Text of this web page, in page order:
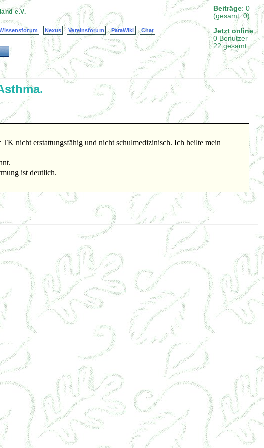
Beiträge: 0
(gesamt: 0)
Jetzt online
0 Benutzer
22 gesamt
e.V.
Nexus Vereinsforum ParaWiki Chat
nicht erstattungsfähig und nicht schulmedizinisch. Ich heilte mein
ist deutlich.